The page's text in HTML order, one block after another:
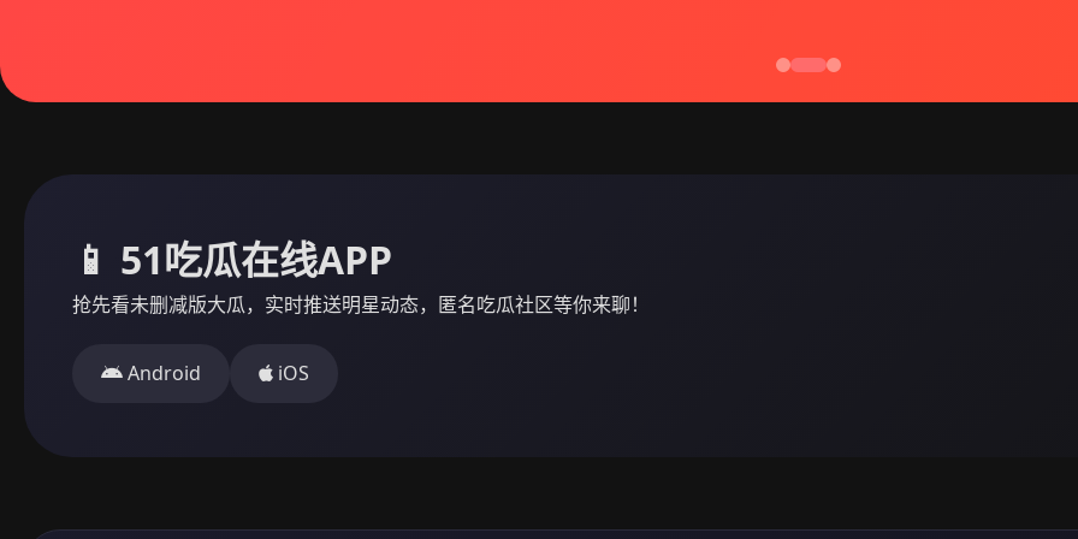
📱 51吃瓜在线APP
抢先看未删减版大瓜，实时推送明星动态，匿名吃瓜社区等你来聊！
Android iOS